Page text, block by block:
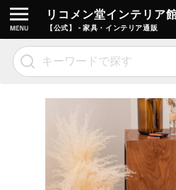
リコメン堂インテリア
【公式】 - 家具・インテリア通販